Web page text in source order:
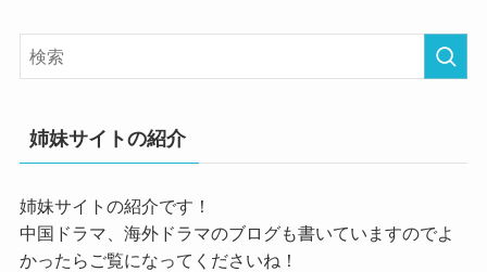
姉妹サイトの紹介
姉妹サイトの紹介です！
中国ドラマ、海外ドラマのブログも書いていますのでよ
かったらご覧になってくださいね！